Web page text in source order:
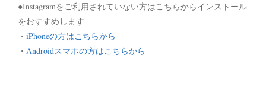
●Instagramをご利用されていない方はこちらからインストール
をおすすめします
・ iPhoneの方はこちらから
・ Androidスマホの方はこちらから